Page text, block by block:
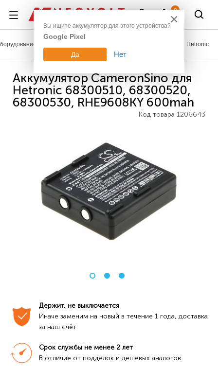
0
Hetronic
Аккумулятор CameronSino для
Hetronic 68300510, 68300520,
68300530, RHE9608KY 600mah
Код товара 1206643
Держит, не выключается
Иначе заменим на новый в течение 1 года, доставка
за наш счёт
Срок службы не менее 2 лет
В отличие от подделок и дешевых аналогов
×
Вы ищите аккумулятор для этого устройства?
Google Pixel
Да Нет